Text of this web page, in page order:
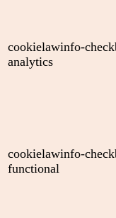
cookielawinfo-
analytics
cookielawinfo-
functional